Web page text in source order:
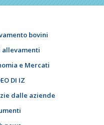
bovini
e Mercati
DI IZ
dalle aziende